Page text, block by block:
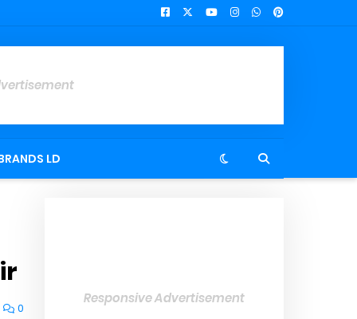
LD
0
Responsive Advertisement